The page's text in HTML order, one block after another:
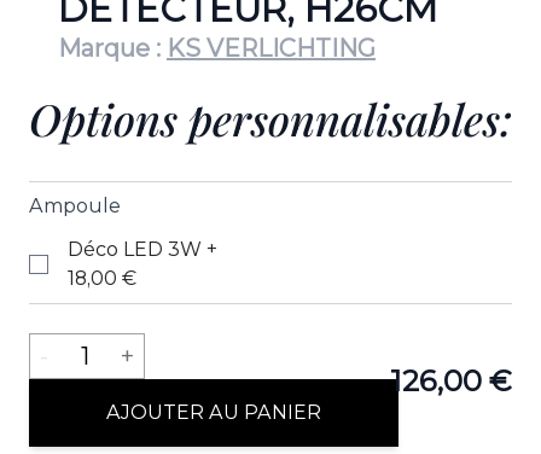
DETECTEUR, H26CM
Marque : KS VERLICHTING
Options personnalisables:
Ampoule
Déco LED 3W +
18,00 €
126,00 €
Quantité
- 1 +
AJOUTER AU PANIER